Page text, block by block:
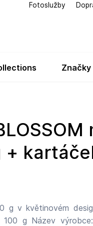
+
g v květinovém
& Co. KG
Fotoslužby
značky